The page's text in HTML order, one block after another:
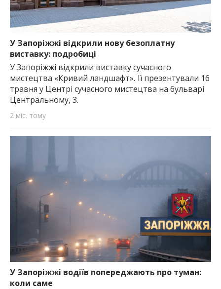
У Запоріжжі відкрили нову безоплатну
виставку: подробиці
У Запоріжжі відкрили виставку сучасного
мистецтва «Кривий ландшафт». Її презентували 16
травня у Центрі сучасного мистецтва на бульварі
Центральному, 3.
2 міс. тому
У Запоріжжі водіїв попереджають про туман:
коли саме